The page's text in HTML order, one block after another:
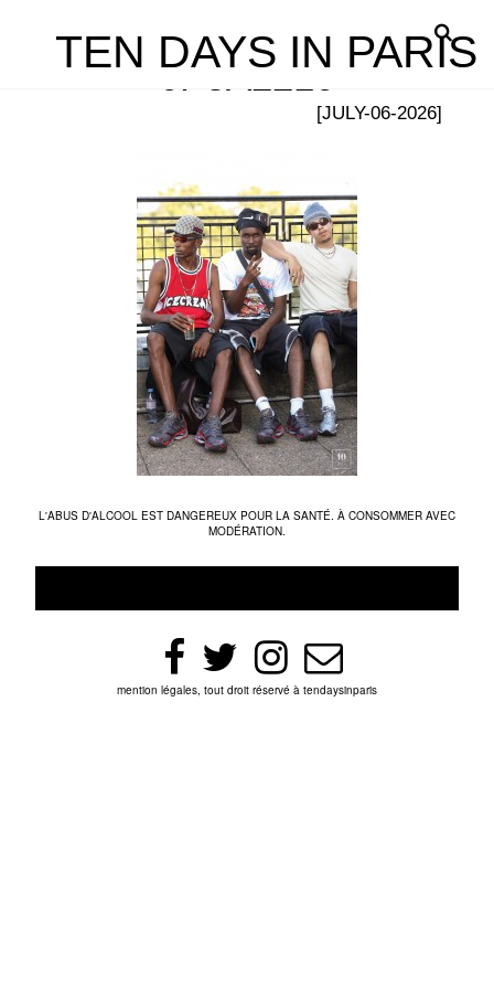
TEN DAYS IN PARIS
0P5A2210
[JULY-06-2026]
L'ABUS D'ALCOOL EST DANGEREUX POUR LA SANTÉ. À CONSOMMER AVEC
MODÉRATION.
mention légales, tout droit réservé à tendaysinparis